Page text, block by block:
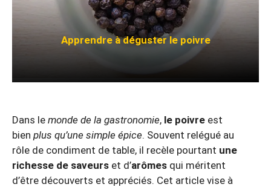
Apprendre à déguster le poivre
Dans le monde de la gastronomie, le poivre est
bien plus qu’une simple épice. Souvent relégué au
rôle de condiment de table, il recèle pourtant une
richesse de saveurs et d’arômes qui méritent
d’être découverts et appréciés. Cet article vise à